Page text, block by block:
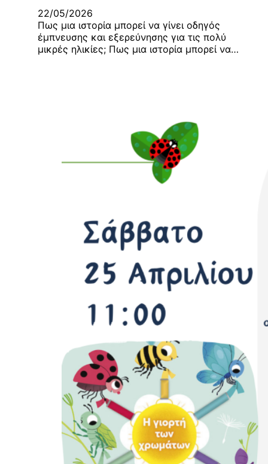
22/05/2026
Πως μια ιστορία μπορεί να γίνει οδηγός
έμπνευσης και εξερεύνησης για τις πολύ
μικρές ηλικίες; Πως μια ιστορία μπορεί να…